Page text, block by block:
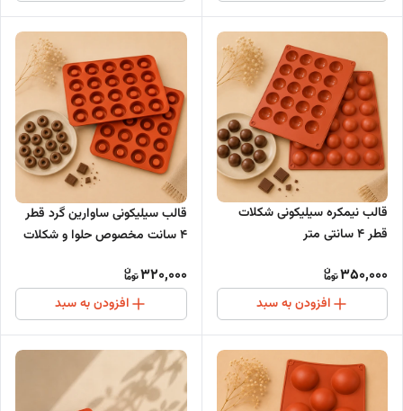
قالب نیمکره سیلیکونی شکلات
قطر 4 سانتی متر
350,000
افزودن به سبد
قالب سیلیکونی ساوارین گرد قطر
4 سانت مخصوص حلوا و شکلات
320,000
افزودن به سبد